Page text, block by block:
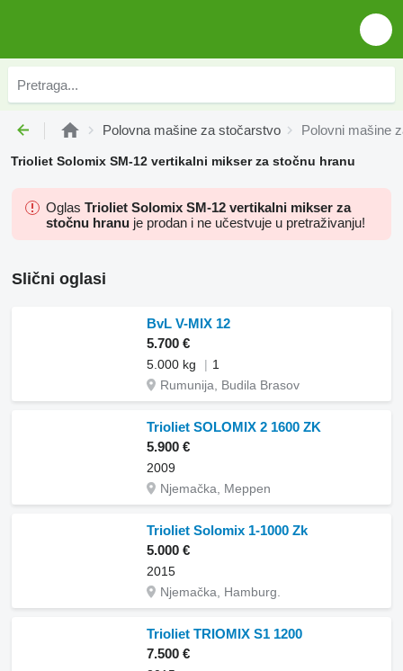
Polovna mašine za stočarstvo Polovni mašine
Trioliet Solomix SM-12 vertikalni mikser za stočnu hranu
Oglas Trioliet Solomix SM-12 vertikalni mikser za
stočnu hranu je prodan i ne učestvuje u pretraživanju!
Slični oglasi
BvL V-MIX 12
5.700 €
5.000 kg
1
Rumunija, Budila Brasov
Trioliet SOLOMIX 2 1600 ZK
5.900 €
2009
Njemačka, Meppen
Trioliet Solomix 1-1000 Zk
5.000 €
2015
Njemačka, Hamburg.
Trioliet TRIOMIX S1 1200
7.500 €